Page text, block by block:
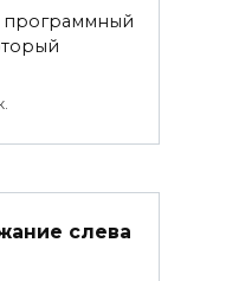
слева